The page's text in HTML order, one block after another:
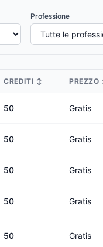
Professione
CREDITI ↕ PREZZO
50 Gratis
50 Gratis
50 Gratis
50 Gratis
50 Gratis